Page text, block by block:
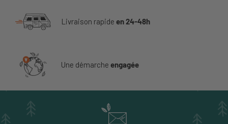
Livraison rapide en 24-48h
Une démarche engagée